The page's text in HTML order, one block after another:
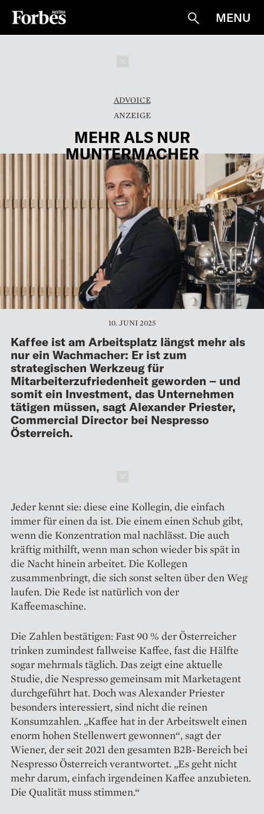
Suche
MENU
ADVOICE
MEHR ALS NUR
MUNTERMACHER
10. JUNI 2025
Kaffee ist am Arbeitsplatz längst mehr als
nur ein Wachmacher: Er ist zum
strategischen Werkzeug für
Mitarbeiterzufriedenheit geworden – und
somit ein Investment, das Unternehmen
tätigen müssen, sagt Alexander Priester,
Commercial Director bei Nespresso
Österreich.
Jeder kennt sie: diese eine Kollegin, die einfach
immer für einen da ist. Die einem einen Schub gibt,
wenn die Konzentration mal nachlässt. Die auch
kräftig mithilft, wenn man schon wieder bis spät in
die Nacht hinein arbeitet. Die Kollegen
zusammenbringt, die sich sonst selten über den Weg
laufen. Die Rede ist natürlich von der
Kaffeemaschine.
Die Zahlen bestätigen: Fast 90 % der Österreicher
trinken zumindest fallweise Kaffee, fast die Hälfte
sogar mehrmals täglich. Das zeigt eine aktuelle
Studie, die Nespresso gemeinsam mit Marketagent
durchgeführt hat. Doch was Alexander Priester
besonders interessiert, sind nicht die reinen
Konsumzahlen. „Kaffee hat in der Arbeitswelt einen
enorm hohen Stellenwert gewonnen“, sagt der
Wiener, der seit 2021 den gesamten B2B-Bereich bei
Nespresso Österreich verantwortet. „Es geht nicht
mehr darum, einfach irgendeinen Kaffee anzubieten.
Die Qualität muss stimmen.“